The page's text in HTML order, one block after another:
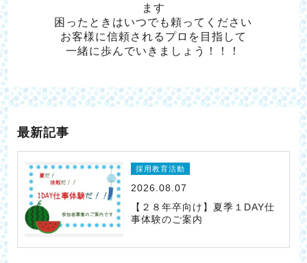
ます
困ったときはいつでも頼ってください
お客様に信頼されるプロを目指して
一緒に歩んでいきましょう！！！
最新記事
採用教育活動
2026.08.07
【２８年卒向け】夏季１DAY仕
事体験のご案内